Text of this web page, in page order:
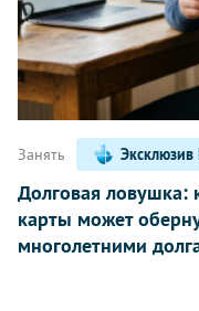
Занять Эксклюзив
Долговая ловушка:
карты может
многолетними